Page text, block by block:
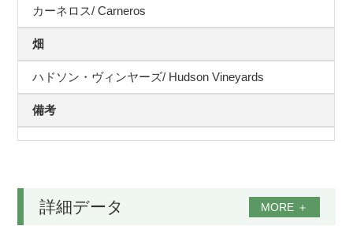
カーネロス/ Carneros
畑
ハドソン・ヴィンヤーズ/ Hudson Vineyards
備考
詳細データ MORE ＋